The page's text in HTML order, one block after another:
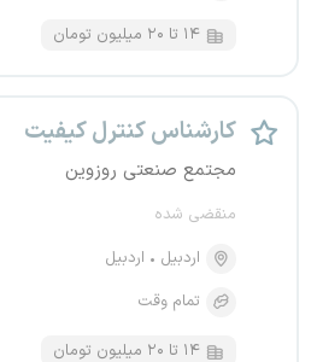
۱۴ تا ۲۰ میلیون تومان
کارشناس کنترل کیفیت
مجتمع صنعتی روزوین
منقضی شده
اردبیل
اردبیل
تمام وقت
۱۴ تا ۲۰ میلیون تومان